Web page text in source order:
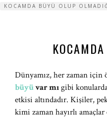
KOCAMDA BÜYÜ OLUP
Dünyamız, her zaman için
büyüvar mıgibi
etkisi altındadır. Kişiler,
kimi zaman hayırlı